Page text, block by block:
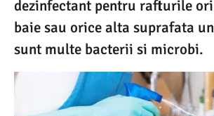
dezinfectant pentru rafturile
baie sau orice alta suprafata
sunt multe bacterii si microbi.